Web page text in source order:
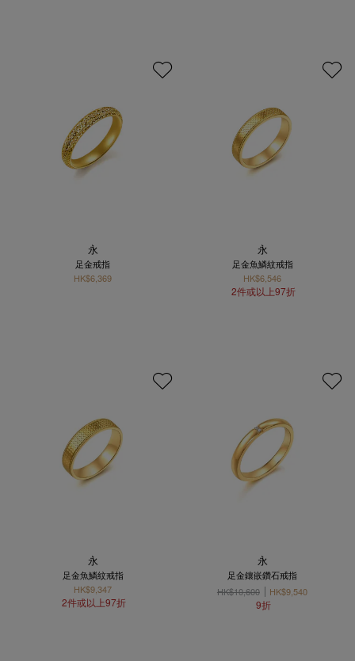
永
足金戒指
HK$6,369
永
足金魚鱗紋戒指
HK$6,546
2件或以上97折
永
足金魚鱗紋戒指
HK$9,347
2件或以上97折
永
足金鑲嵌鑽石戒指
HK$10,600
HK$9,540
9折